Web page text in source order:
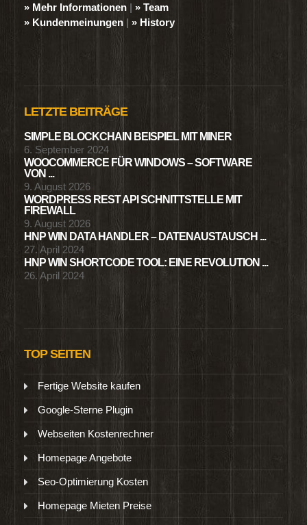
» Mehr Informationen | » Team
» Kundenmeinungen | » History
LETZTE BEITRÄGE
SIMPLE BLOCKCHAIN BEISPIEL MIT MINER
6. September 2024
WOOCOMMERCE FÜR WINDOWS – SOFTWARE
VON ...
9. August 2026
WORDPRESS REST API SCHNITTSTELLE MIT
FIREWALL
9. August 2026
HNP WIN DATA HANDLER – DATENAUSTAUSCH ...
27. April 2024
HNP WIN SHORTCODE TOOL: EINE REVOLUTION ...
26. April 2024
TOP SEITEN
Fertige Website kaufen
Google-Sterne Plugin
Webseiten Kostenrechner
Homepage Angebote
Seo-Optimierung Kosten
Homepage Mieten Preise